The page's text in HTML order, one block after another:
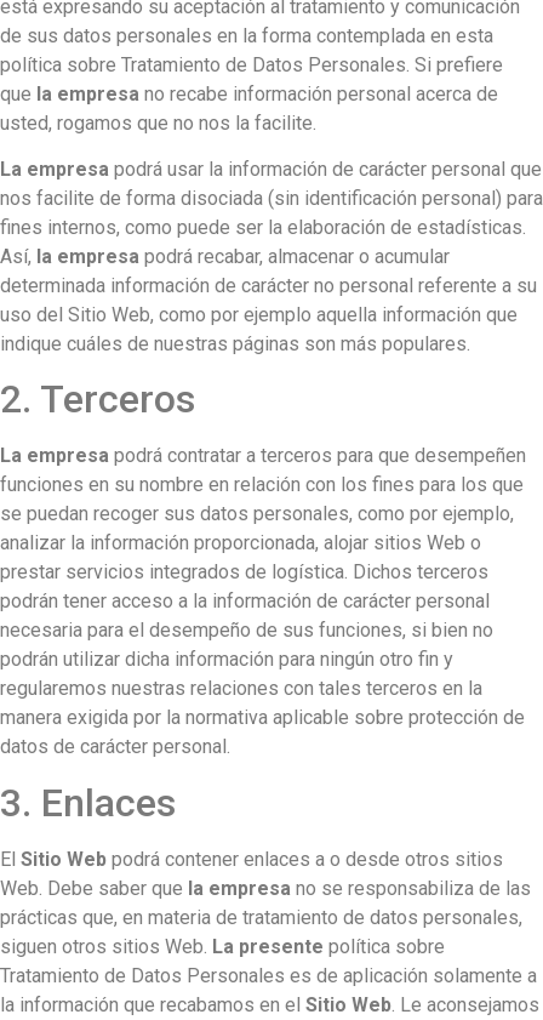
está expresando su aceptación al tratamiento y comunicación
de sus datos personales en la forma contemplada en esta
política sobre Tratamiento de Datos Personales. Si prefiere
que la empresa no recabe información personal acerca de
usted, rogamos que no nos la facilite.
La empresa podrá usar la información de carácter personal que
nos facilite de forma disociada (sin identificación personal) para
fines internos, como puede ser la elaboración de estadísticas.
Así, la empresa podrá recabar, almacenar o acumular
determinada información de carácter no personal referente a su
uso del Sitio Web, como por ejemplo aquella información que
indique cuáles de nuestras páginas son más populares.
2. Terceros
La empresa podrá contratar a terceros para que desempeñen
funciones en su nombre en relación con los fines para los que
se puedan recoger sus datos personales, como por ejemplo,
analizar la información proporcionada, alojar sitios Web o
prestar servicios integrados de logística. Dichos terceros
podrán tener acceso a la información de carácter personal
necesaria para el desempeño de sus funciones, si bien no
podrán utilizar dicha información para ningún otro fin y
regularemos nuestras relaciones con tales terceros en la
manera exigida por la normativa aplicable sobre protección de
datos de carácter personal.
3. Enlaces
El Sitio Web podrá contener enlaces a o desde otros sitios
Web. Debe saber que la empresa no se responsabiliza de las
prácticas que, en materia de tratamiento de datos personales,
siguen otros sitios Web. La presente política sobre
Tratamiento de Datos Personales es de aplicación solamente a
la información que recabamos en el Sitio Web . Le aconsejamos